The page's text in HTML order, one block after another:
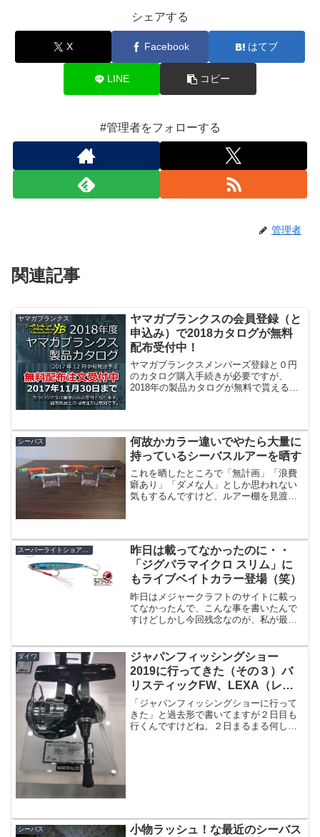
シェアする
X Facebook はてブ
LINE コピー
#管理者をフォローする
管理者
関連記事
ヤマガブランクス
ヤマガブランクスの会員登録（と
申込み）で2018カタログが無料
配布受付中！
ヤマガブランクスメンバーズ登録と０円
のカタログ購入手続きが必要ですが、
2018年の製品カタログが無料で貰えるよ
と１...
シーバス
何故かカラー違いでやたら大量に
持っているシーバスルアーを晒す
これを晒したところで「無計画」「浪費
癖あり」「ダメな人」としか思われない
気もするんですけど、ルアー棚を見渡し
がら意味不明と思うものを...
スーパーライトショアジギング
昨日は載ってなかったのに・・
「ジグパラマイクロ スリム」に
もライブベイトカラー登場（笑）
昨日はメジャークラフトのサイトに載っ
てなかったんで、こんな事を書いたんで
すけどしかし今回残念なのが、私が最も
ト見たらですよ、出典：メジャークラフ
ト出るんかい！（笑）...
ダイワ
ジャパンフィッシングショー
2019に行ってきた（その３）バ
リスティックFW、LEXA（レグ
ザ）編
「ジャパンフィッシングショーに行って
きた」と過去形で書いてますが２日目も
行くんですけどね。２日まるまる何しに
シーバス
小物ラッシュ！な最近のシーバス